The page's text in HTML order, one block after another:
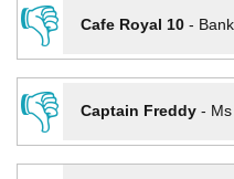
👎
Cafe Royal 10-
👎
Captain Freddy-